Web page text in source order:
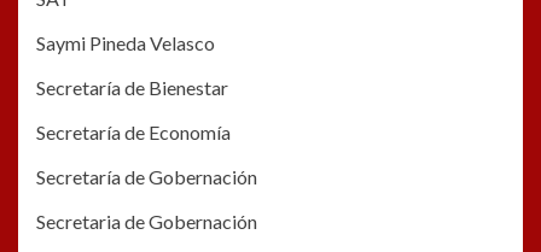
Saymi Pineda Velasco
Secretaría de Bienestar
Secretaría de Economía
Secretaría de Gobernación
Secretaria de Gobernación